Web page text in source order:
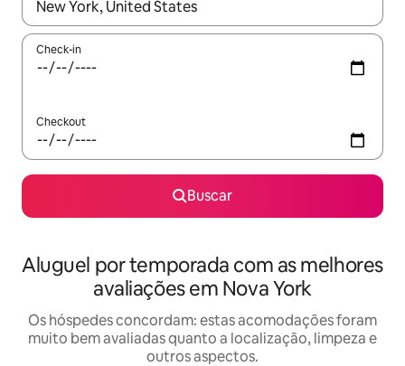
Quando os resultados estiverem disponíveis, explore-os
Check-in
Checkout
Buscar
Aluguel por temporada com as melhores
avaliações em Nova York
Os hóspedes concordam: estas acomodações foram
muito bem avaliadas quanto a localização, limpeza e
outros aspectos.